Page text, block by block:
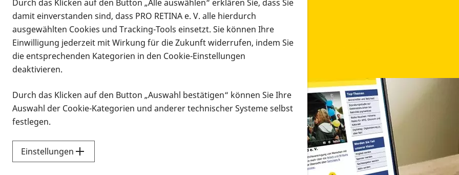
Infomaterial
Infomaterial
Vorlesen
Durch das Klicken auf den Button „Alle auswählen“ erklären Sie, dass Sie
damit einverstanden sind, dass PRO RETINA e. V. alle hierdurch
ausgewählten Cookies und Tracking-Tools einsetzt. Sie können Ihre
Einwilligung jederzeit mit Wirkung für die Zukunft widerrufen, indem Sie
die entsprechenden Kategorien in den Cookie-Einstellungen
deaktivieren.
Durch das Klicken auf den Button „Auswahl bestätigen“ können Sie Ihre
Auswahl der Cookie-Kategorien und anderer technischer Systeme selbst
festlegen.
Einstellungen